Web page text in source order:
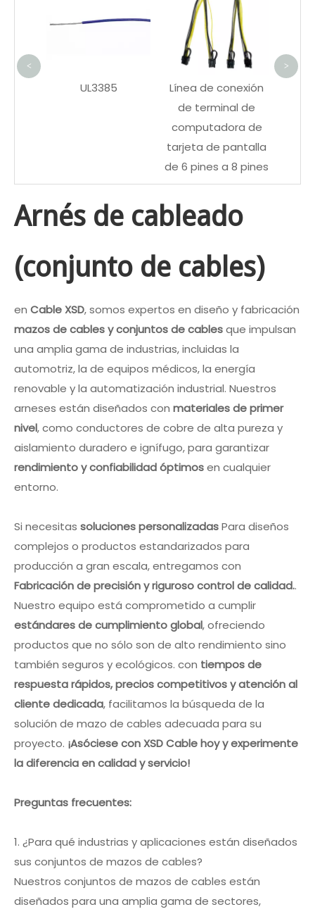
UL3385
Línea de conexión
de terminal de
computadora de
tarjeta de pantalla
de 6 pines a 8 pines
aviación
< >
Arnés de cableado
(conjunto de cables)
en Cable XSD, somos expertos en diseño y fabricación
mazos de cables y conjuntos de cablesque impulsan
una amplia gama de industrias, incluidas la
automotriz, la de equipos médicos, la energía
renovable y la automatización industrial. Nuestros
arneses están diseñados con materiales de primer
nivel, como conductores de cobre de alta pureza y
aislamiento duradero e ignífugo, para garantizar
rendimiento y confiabilidad óptimosen cualquier
entorno.
Si necesitas soluciones personalizadasPara diseños
complejos o productos estandarizados para
producción a gran escala, entregamos con
Fabricación de precisión y riguroso control de calidad..
Nuestro equipo está comprometido a cumplir
estándares de cumplimiento global, ofreciendo
productos que no sólo son de alto rendimiento sino
también seguros y ecológicos. con tiempos de
respuesta rápidos, precios competitivos y atención al
cliente dedicada, facilitamos la búsqueda de la
solución de mazo de cables adecuada para su
proyecto. ¡Asóciese con XSD Cable hoy y experimente
la diferencia en calidad y servicio!
Preguntas frecuentes:
1. ¿Para qué industrias y aplicaciones están diseñados
sus conjuntos de mazos de cables?
Nuestros conjuntos de mazos de cables están
diseñados para una amplia gama de sectores,